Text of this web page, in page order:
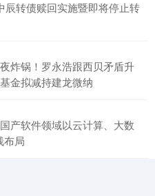
辰转债赎回实施暨即将停止转
炸锅！罗永浩跟西贝矛盾升
金拟减持建龙微纳
产软件领域以云计算、大数
布局